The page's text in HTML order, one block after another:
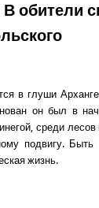
обители
в глуши
он был в
среди
подвигу.
жизнь.
- В обители